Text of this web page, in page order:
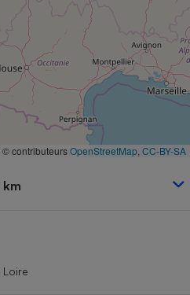
© contributeursOpenStreetMap CC-BY-SA
km
Loire
Complément
alimentaire
Assurance emprunteur
Banque
Petit électroménager -
Matelas
Mutuelle